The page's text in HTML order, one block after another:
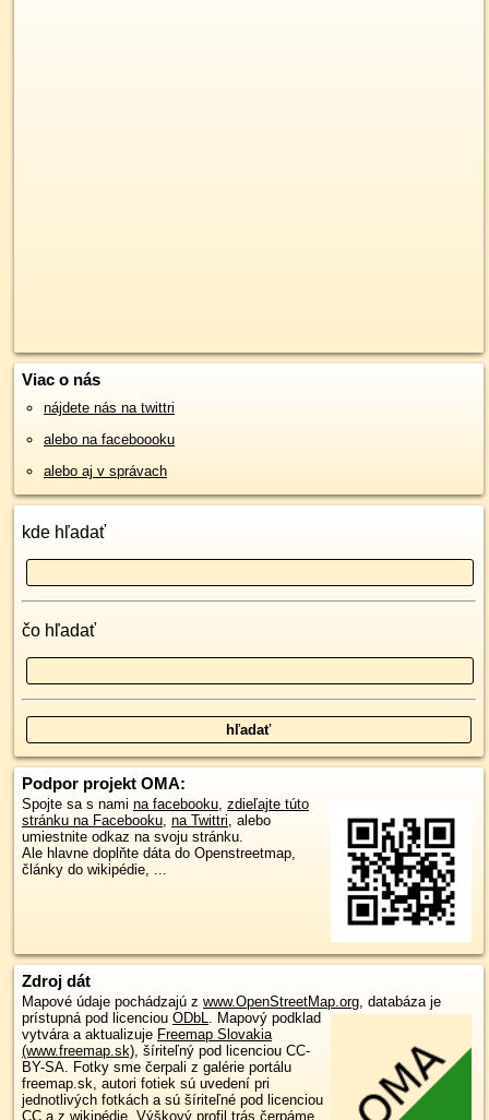
Viac o nás
nájdete nás na twittri
alebo na faceboooku
alebo aj v správach
kde hľadať
čo hľadať
Podpor projekt OMA:
Spojte sa s nami na facebooku, zdieľajte túto
stránku na Facebooku, na Twittri, alebo
umiestnite odkaz na svoju stránku.
Ale hlavne doplňte dáta do Openstreetmap,
články do wikipédie, ...
Zdroj dát
Mapové údaje pochádzajú z www.OpenStreetMap.org , databáza je
prístupná pod licenciou ODbL
Mapový podklad
vytvára a aktualizuje Freemap Slovakia
(www.freemap.sk) , šíriteľný pod licenciou CC-
BY-SA. Fotky sme čerpali z galérie portálu
freemap.sk, autori fotiek sú uvedení pri
jednotlivých fotkách a sú šíriteľné pod licenciou
CC a z wikipédie. Výškový profil trás čerpáme